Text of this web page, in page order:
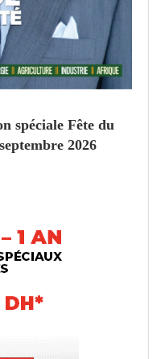
spéciale Fête du
2026